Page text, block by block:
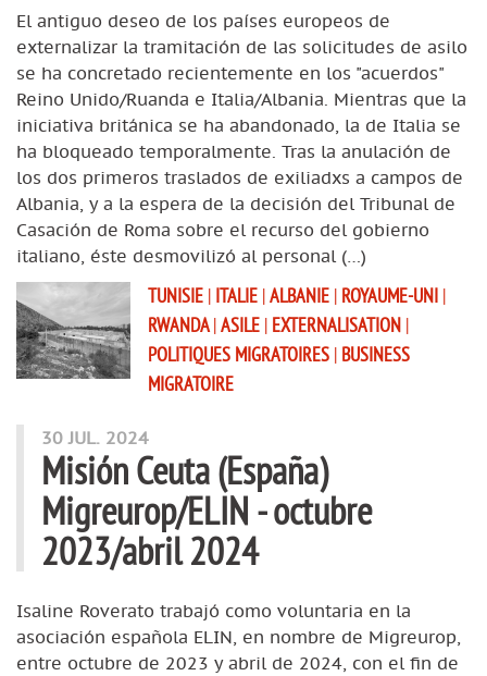
El antiguo deseo de los países europeos de
externalizar la tramitación de las solicitudes de asilo
se ha concretado recientemente en los "acuerdos"
Reino Unido/Ruanda e Italia/Albania. Mientras que la
iniciativa británica se ha abandonado, la de Italia se
ha bloqueado temporalmente. Tras la anulación de
los dos primeros traslados de exiliadxs a campos de
Albania, y a la espera de la decisión del Tribunal de
Casación de Roma sobre el recurso del gobierno
italiano, éste desmovilizó al personal (…)
TUNISIE | ITALIE |ALBANIE | ROYAUME-UNI |
RWANDA|ASILE | EXTERNALISATION |
POLITIQUES MIGRATOIRES | BUSINESS
MIGRATOIRE
30 JUL. 2024
Misión Ceuta (España)
Migreurop/ELIN - octubre
2023/abril 2024
Isaline Roverato trabajó como voluntaria en la
asociación española ELIN, en nombre de Migreurop,
entre octubre de 2023 y abril de 2024, con el fin de